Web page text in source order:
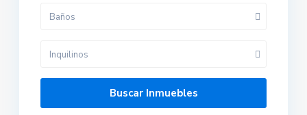
Baños
Inquilinos